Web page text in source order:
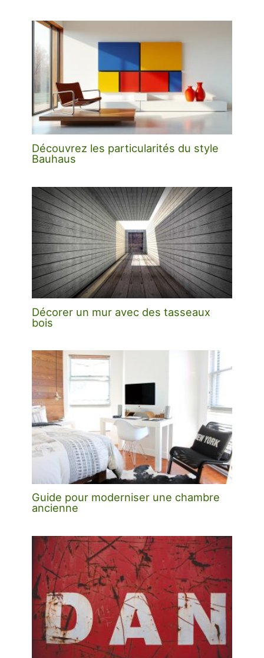
Découvrez les particularités du style
Bauhaus
Décorer un mur avec des tasseaux
bois
Guide pour moderniser une chambre
ancienne